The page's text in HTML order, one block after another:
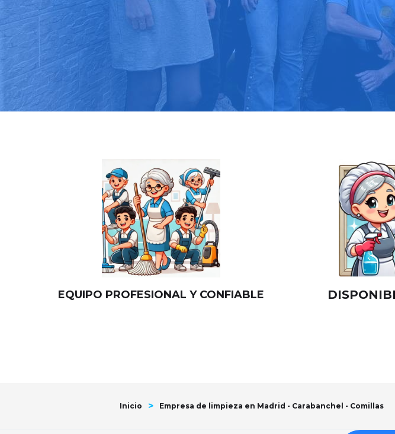
EQUIPO PROFESIONAL Y CONFIABLE
Inicio > Empresa de limpieza en Madrid - Carabanchel - Comillas